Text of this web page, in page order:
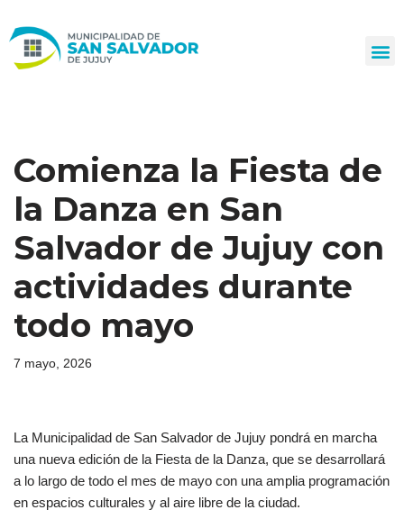
al
Comienza la Fiesta de
la Danza en San
Salvador de Jujuy con
actividades durante
todo mayo
7 mayo, 2026
La Municipalidad de San Salvador de Jujuy pondrá en marcha
una nueva edición de la Fiesta de la Danza, que se desarrollará
a lo largo de todo el mes de mayo con una amplia programación
en espacios culturales y al aire libre de la ciudad.